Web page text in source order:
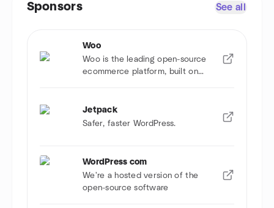
Sponsors See all
Woo
Woo is the leading open-source
ecommerce platform, built on
Jetpack
Safer, faster WordPress.
WordPress com
We're a hosted version of the
open-source software